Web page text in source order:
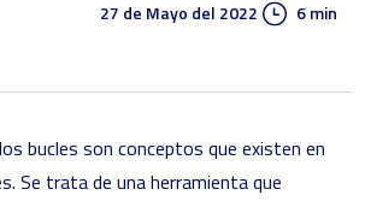
27 de Mayo del 2022
6 min
bucles son conceptos que existen en
Se trata de una herramienta que